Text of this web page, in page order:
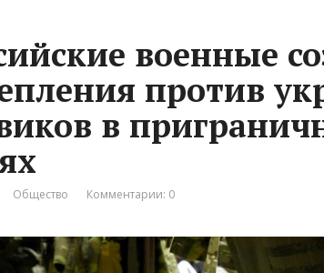
военные
против
в
Общество Комментарии: 0